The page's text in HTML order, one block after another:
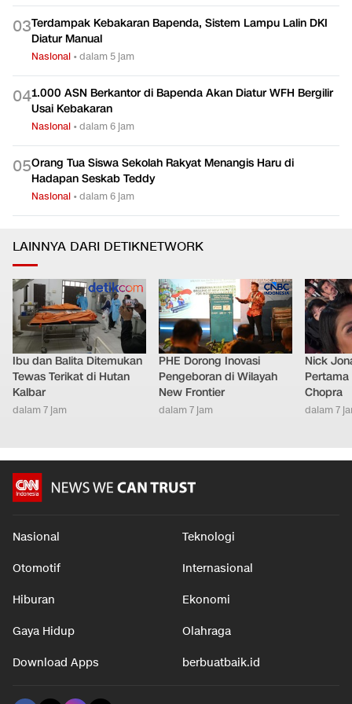
03Terdampak Kebakaran Bapenda, Sistem Lampu Lalin DKI
Diatur Manual
Nasional •dalam 5 jam
041.000 ASN Berkantor di Bapenda Akan Diatur WFH Bergilir
Usai Kebakaran
Nasional •dalam 6 jam
05Orang Tua Siswa Sekolah Rakyat Menangis Haru di
Hadapan Seskab Teddy
Nasional •dalam 6 jam
LAINNYA DARI DETIKNETWORK
Ibu dan Balita Ditemukan
Tewas Terikat di Hutan
Kalbar
dalam 7 jam
PHE Dorong Inovasi
Pengeboran di Wilayah
New Frontier
dalam 7 jam
Nick
Chopra
dalam 7
Nasional Teknologi
Otomotif Internasional
Hiburan Ekonomi
Gaya Hidup Olahraga
Download Apps berbuatbaik.id